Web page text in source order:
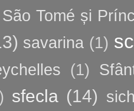
São Tomé și
savarina (1)
(1)
sfecla (14)